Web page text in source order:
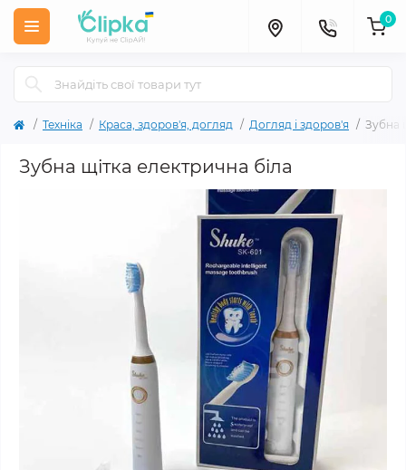
0
Техніка Краса, здоров'я, догляд Догляд і здоров'я Зубна
Зубна щітка електрична біла